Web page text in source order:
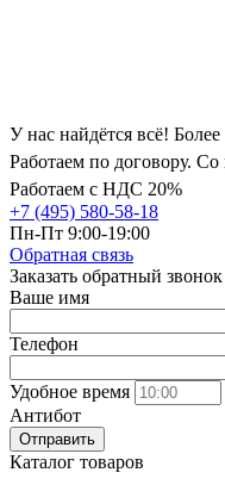
У нас найдётся всё!
Работаем по договору.
Работаем с НДС 20%
+7 (495) 580-58-18
Пн-Пт 9:00-19:00
Обратная связь
Заказать обратный звонок
Ваше имя
Телефон
Удобное время
Антибот
Отправить
Каталог товаров